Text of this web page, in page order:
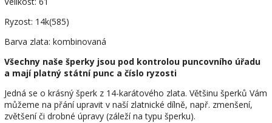
Ryzost: 14k(585)
Barva zlata: kombinovaná
Všechny naše šperky jsou pod kontrolou puncovního úřadu
a mají platný státní punc a číslo ryzosti
Jedná se o krásný šperk z 14-karátového zlata. Většinu šperků Vám
můžeme na přání upravit v naší zlatnické dílně, např. zmenšení,
zvětšení či drobné úpravy (záleží na typu šperku).